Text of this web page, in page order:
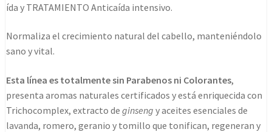
ída y TRATAMIENTO Anticaída intensivo.
Normaliza el crecimiento natural del cabello, manteniéndolo
sano y vital.
Esta línea es totalmente sin Parabenos ni Colorantes,
presenta aromas naturales certificados y está enriquecida con
Trichocomplex, extracto de ginseng y aceites esenciales de
lavanda, romero, geranio y tomillo que tonifican, regeneran y